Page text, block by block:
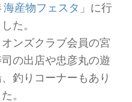
海産物フェスタ 」に行
た。
オンズクラブ会員の宮
の出店や忠彦丸の遊
釣りコーナーもあり
。